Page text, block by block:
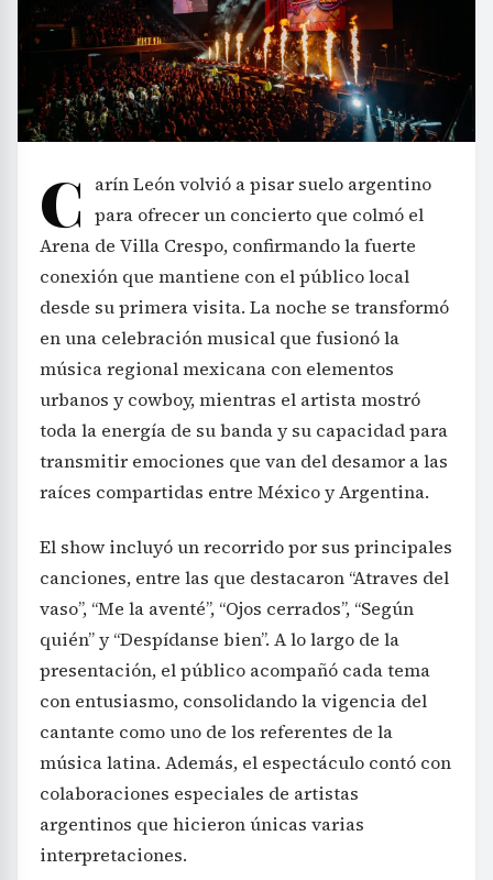
C
arín León volvió a pisar suelo argentino
para ofrecer un concierto que colmó el
Arena de Villa Crespo, confirmando la fuerte
conexión que mantiene con el público local
desde su primera visita. La noche se transformó
en una celebración musical que fusionó la
música regional mexicana con elementos
urbanos y cowboy, mientras el artista mostró
toda la energía de su banda y su capacidad para
transmitir emociones que van del desamor a las
raíces compartidas entre México y Argentina.
El show incluyó un recorrido por sus principales
canciones, entre las que destacaron “Atraves del
vaso”, “Me la aventé”, “Ojos cerrados”, “Según
quién” y “Despídanse bien”. A lo largo de la
presentación, el público acompañó cada tema
con entusiasmo, consolidando la vigencia del
cantante como uno de los referentes de la
música latina. Además, el espectáculo contó con
colaboraciones especiales de artistas
argentinos que hicieron únicas varias
interpretaciones.